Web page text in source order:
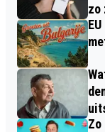
zo
Zo